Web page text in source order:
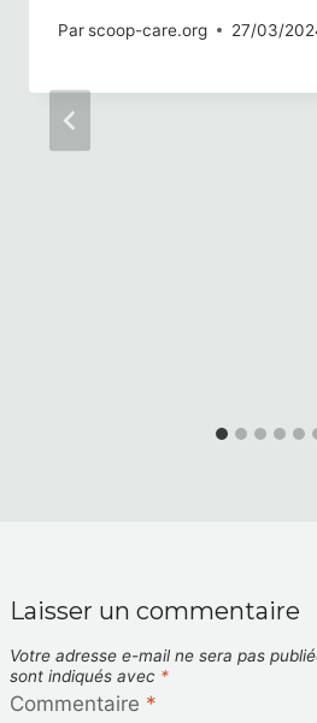
Parscoop-care.org 27/03/
Laisser un commentaire
Votre adresse e-mail ne sera pas
sont indiqués avec *
Commentaire *